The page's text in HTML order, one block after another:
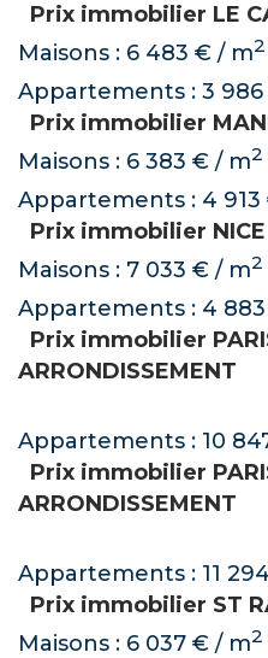
Prix immobilier LE
Maisons : 6 483 € / m2
Appartements : 3
Prix immobilier
Maisons : 6 383 € / m2
Appartements : 4 913
Prix immobilier NICE
Maisons : 7 033 € / m2
Appartements : 4
Prix immobilier
ARRONDISSEMENT
Appartements : 10
Prix immobilier
ARRONDISSEMENT
Appartements : 11
Prix immobilier ST
Maisons : 6 037 € / m2